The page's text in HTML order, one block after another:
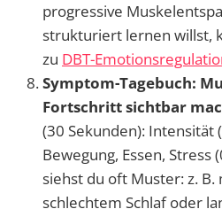
progressive
strukturiert lernen willst,
zu DBT-
Symptom-Tagebuch:
Fortschritt sichtbar
(30 Sekunden): Intensität
Bewegung, Essen, Stress
siehst du oft Muster: z.
schlechtem Schlaf oder